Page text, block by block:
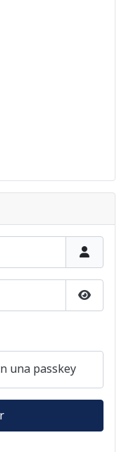
Mostrar
una passkey